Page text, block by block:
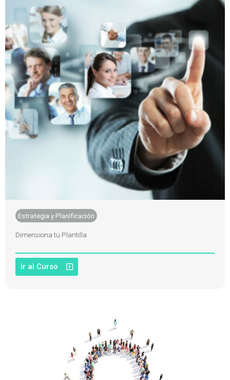
Estrategia y Planificación
Dimensiona tu Plantilla
Ir al Curso